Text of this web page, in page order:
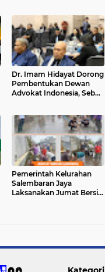
Dr. Imam Hidayat Dorong
Pembentukan Dewan
Advokat Indonesia, Sebut
Pemerintah Kelurahan
Salembaran Jaya
Laksanakan Jumat Bersih,